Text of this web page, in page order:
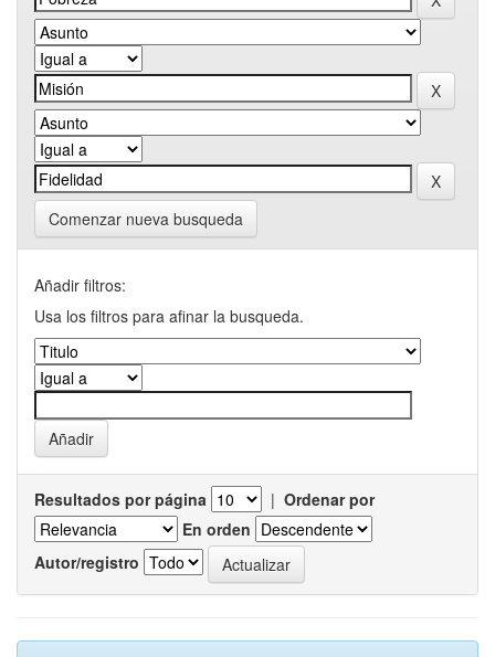
Comenzar nueva busqueda
Añadir filtros:
Usa los filtros para afinar la busqueda.
Resultados por página | Ordenar por
En orden
Autor/registro